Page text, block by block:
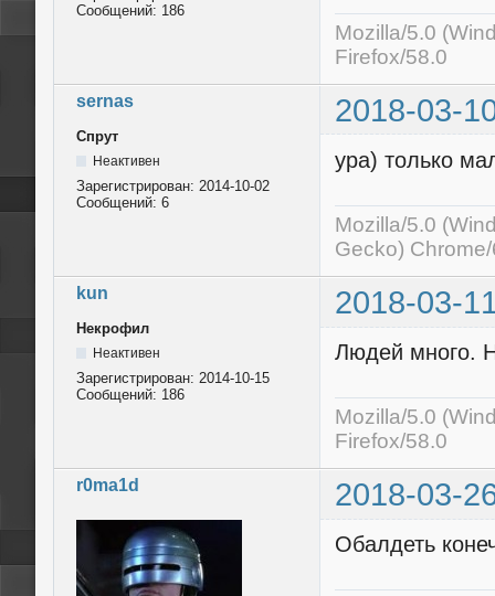
Сообщений: 186
Mozilla/5.0
Firefox/58.0
sernas 2018-03-
Спрут
Неактивен
Зарегистрирован: 2014-10-02
Сообщений: 6
ура) только
Mozilla/5.0
Gecko)
kun 2018-03-
Некрофил
Неактивен
Зарегистрирован: 2014-10-15
Сообщений: 186
Людей много.
Mozilla/5.0
Firefox/58.0
r0ma1d 2018-03-
Обалдеть